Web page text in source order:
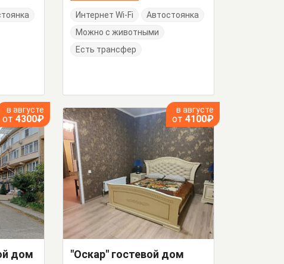
Интернет Wi-Fi
Автостоянка
Можно с животными
Есть трансфер
в августе
от 4300₽
дом
в августе
от 4100₽
"Оскар" гостевой дом